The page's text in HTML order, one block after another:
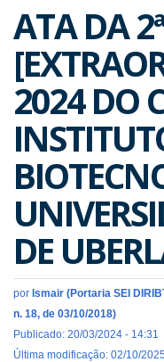
ATA DA
2024 DO
DE
por Ismair (Portaria SEI
n. 18, de 03/10/2018)
Publicado: 20/03/2024 - 14:31
Última modificação: 02/10/